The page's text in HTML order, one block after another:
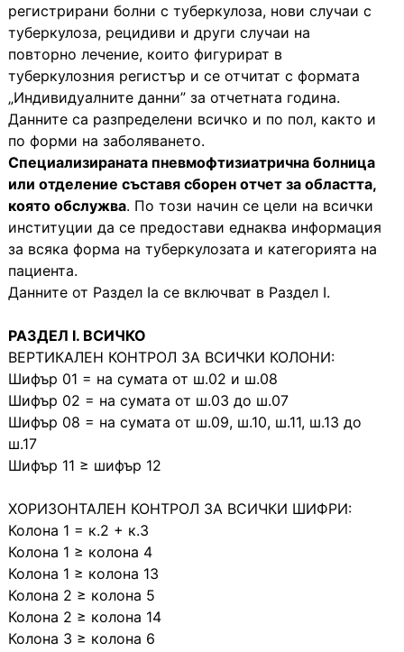
регистрирани болни с туберкулоза, нови случаи с
туберкулоза, рецидиви и други случаи на
повторно лечение, които фигурират в
туберкулозния регистър и се отчитат с формата
„Индивидуалните данни” за отчетната година.
Данните са разпределени всичко и по пол, както и
по форми на заболяването.
Специализираната пневмофтизиатрична болница
или отделение съставя сборен отчет за областта,
която обслужва. По този начин се цели на всички
институции да се предостави еднаква информация
за всяка форма на туберкулозата и категорията на
пациента.
Данните от Раздел Іа се включват в Раздел І.
РАЗДЕЛ I. ВСИЧКО
ВЕРТИКАЛЕН КОНТРОЛ ЗА ВСИЧКИ КОЛОНИ:
Шифър 01 = на сумата от ш.02 и ш.08
Шифър 02 = на сумата от ш.03 до ш.07
Шифър 08 = на сумата от ш.09, ш.10, ш.11, ш.13 до
ш.17
Шифър 11 ≥ шифър 12
ХОРИЗОНТАЛЕН КОНТРОЛ ЗА ВСИЧКИ ШИФРИ:
Колона 1 = к.2 + к.3
Колона 1 ≥ колона 4
Колона 1 ≥ колона 13
Колона 2 ≥ колона 5
Колона 2 ≥ колона 14
Колона 3 ≥ колона 6